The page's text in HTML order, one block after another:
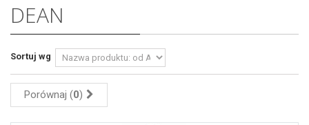
DEAN
Sortuj wg
Porównaj (0)